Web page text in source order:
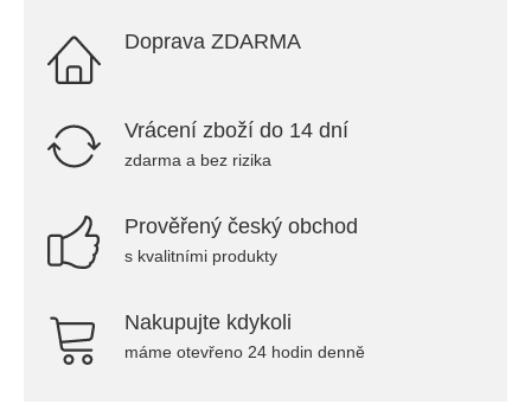
Doprava ZDARMA
Vrácení zboží do 14 dní
zdarma a bez rizika
Prověřený český obchod
s kvalitními produkty
Nakupujte kdykoli
máme otevřeno 24 hodin denně